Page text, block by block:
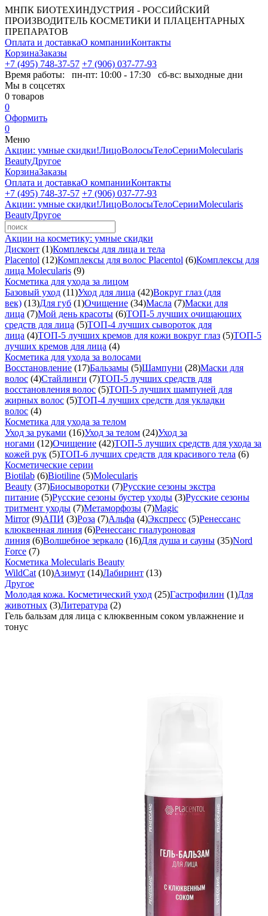
МНПК БИОТЕХИНДУСТРИЯ - РОССИЙСКИЙ
ПРОИЗВОДИТЕЛЬ КОСМЕТИКИ И ПЛАЦЕНТАРНЫХ
ПРЕПАРАТОВ
Оплата и доставкаО компанииКонтакты
КорзинаЗаказы
+7 (495) 748-37-57 +7 (906) 037-77-93
Время работы: пн-пт: 10:00 - 17:30 сб-вс: выходные дни
Мы в соцсетях
0 товаров
0
Оформить
0
Меню
Акции: умные скидки!ЛицоВолосыТелоСерииMolecularis
BeautyДругое
КорзинаЗаказы
Оплата и доставкаО компанииКонтакты
+7 (495) 748-37-57 +7 (906) 037-77-93
Акции: умные скидки!ЛицоВолосыТелоСерииMolecularis
BeautyДругое
Акции на косметику: умные скидки
Дисконт (1)Комплексы для лица и тела
Placentol (12)Комплексы для волос Placentol (6)Комплексы для
лица Molecularis (9)
Косметика для ухода за лицом
Базовый уход (11)Уход для лица (42)Вокруг глаз (для
век) (13)Для губ (1)Очищение (34)Масла (7)Маски для
лица (7)Мой день красоты (6)ТОП-5 лучших очищающих
средств для лица (5)ТОП-4 лучших сывороток для
лица (4)ТОП-5 лучших кремов для кожи вокруг глаз (5)ТОП-5
лучших кремов для лица (4)
Косметика для ухода за волосами
Восстановление (17)Бальзамы (5)Шампуни (28)Маски для
волос (4)Стайлинги (7)ТОП-5 лучших средств для
восстановления волос (5)ТОП-5 лучших шампуней для
жирных волос (5)ТОП-4 лучших средств для укладки
волос (4)
Косметика для ухода за телом
Уход за руками (16)Уход за телом (24)Уход за
ногами (12)Очищение (42)ТОП-5 лучших средств для ухода за
кожей рук (5)ТОП-6 лучших средств для красивого тела (6)
Косметические серии
Biotilab (6)Biotiline (5)Molecularis
Beauty (37)Биосыворотки (7)Русские сезоны экстра
питание (5)Русские сезоны бустер уходы (3)Русские сезоны
тритмент уходы (7)Метаморфозы (7)Magic
Mirror(9)АПИ (3)Роза (7)Альфа (4)Экспресс (5)Ренессанс
клюквенная линия (6)Ренессанс гиалуроновая
линия (6)Волшебное зеркало (16)Для душа и сауны (35)Nord
Force (7)
Косметика Molecularis Beauty
WildCat (10)Азимут (14)Лабиринт (13)
Другое
Молодая кожа. Косметический уход (25)Гастрофилин (1)Для
животных (3)Литература (2)
Гель бальзам для лица с клюквенным соком увлажнение и
тонус